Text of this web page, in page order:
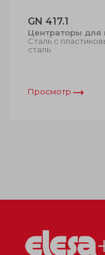
GN 417.1
Центраторы для
Сталь с
сталь
Просмотр